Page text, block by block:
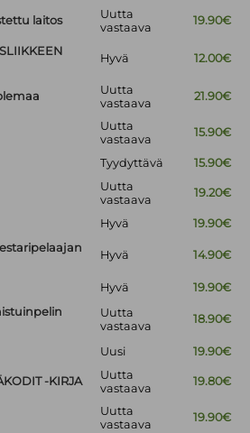
laitos
Uutta
vastaava
19.90€
Hyvä 12.00€
Uutta
vastaava
21.90€
Uutta
vastaava
15.90€
Tyydyttävä 15.90€
Uutta
vastaava
19.20€
Hyvä
19.90€
Hyvä 14.90€
Hyvä
19.90€
Uutta
vastaava
18.90€
Uusi 19.90€
-KIRJA
Uutta
vastaava
19.80€
Uutta
vastaava
19.90€